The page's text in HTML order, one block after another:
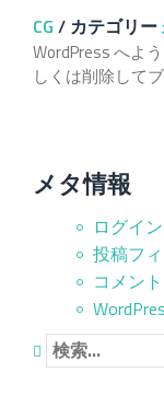
CG / カテゴリー
WordPress へよ
しくは削除して
メタ情報
ログイン
投稿フ
コメン
検
索: